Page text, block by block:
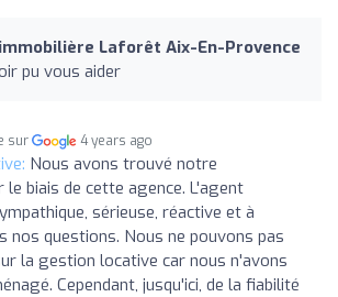
Laforêt Aix-En-Provence
pu vous aider
sur 4 years ago
Nous avons trouvé notre
le biais de cette agence. L'agent
sérieuse, réactive et à
nos questions. Nous ne pouvons pas
la gestion locative car nous n'avons
Cependant, jusqu'ici, de la fiabilité